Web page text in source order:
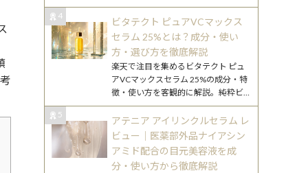
読む
4
ビタテクト ピュアVCマックス
セラム 25%とは？成分・使い
方・選び方を徹底解説
楽天で注目を集めるビタテクト ピュ
アVCマックスセラム 25%の成分・特
徴・使い方を客観的に解説。純粋ビ
タミンCとの違いや30代混合肌向けの
使い方も詳述します。
5
アテニア アイリンクルセラム レ
ビュー｜医薬部外品ナイアシン
アミド配合の目元美容液を成
分・使い方から徹底解説